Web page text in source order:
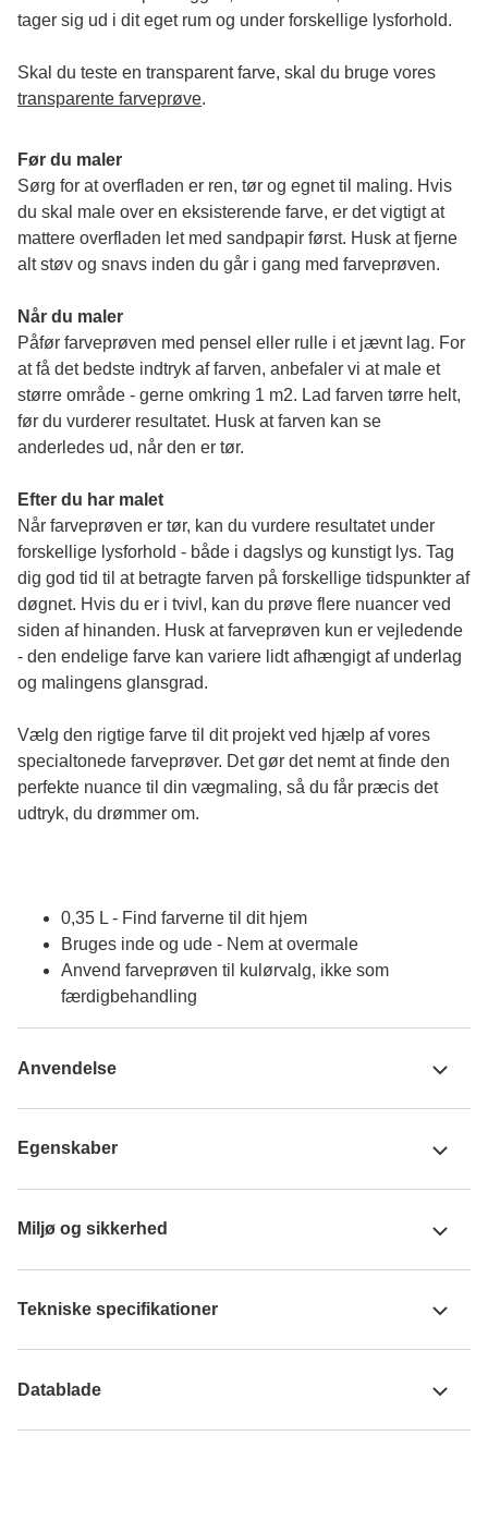
tager sig ud i dit eget rum og under forskellige lysforhold.
transparente farveprøve.
Før du maler
Sørg for at overfladen er ren, tør og egnet til maling. Hvis
du skal male over en eksisterende farve, er det vigtigt at
mattere overfladen let med sandpapir først. Husk at fjerne
alt støv og snavs inden du går i gang med farveprøven.
Når du maler
Påfør farveprøven med pensel eller rulle i et jævnt lag. For
at få det bedste indtryk af farven, anbefaler vi at male et
større område - gerne omkring 1 m2. Lad farven tørre helt,
før du vurderer resultatet. Husk at farven kan se
anderledes ud, når den er tør.
Efter du har malet
Når farveprøven er tør, kan du vurdere resultatet under
forskellige lysforhold - både i dagslys og kunstigt lys. Tag
dig god tid til at betragte farven på forskellige tidspunkter af
døgnet. Hvis du er i tvivl, kan du prøve flere nuancer ved
siden af hinanden. Husk at farveprøven kun er vejledende
- den endelige farve kan variere lidt afhængigt af underlag
og malingens glansgrad.
Vælg den rigtige farve til dit projekt ved hjælp af vores
specialtonede farveprøver. Det gør det nemt at finde den
perfekte nuance til din vægmaling, så du får præcis det
udtryk, du drømmer om.
0,35 L - Find farverne til dit hjem
Bruges inde og ude - Nem at overmale
Anvend farveprøven til kulørvalg, ikke som
færdigbehandling
Anvendelse
Egenskaber
Miljø og sikkerhed
Tekniske specifikationer
Datablade